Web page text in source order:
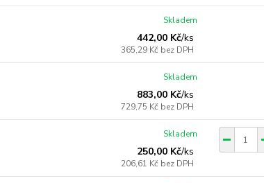
442,00 Kč/ks
365,29 Kč bez DPH
Skladem
883,00 Kč/ks
729,75 Kč bez DPH
Skladem
250,00 Kč/ks
206,61 Kč bez DPH
Skladem